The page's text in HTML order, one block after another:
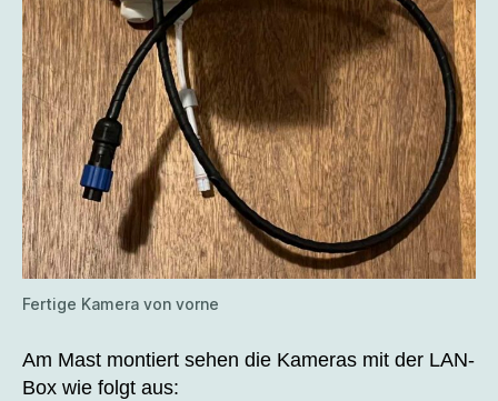
Fertige Kamera von vorne
Am Mast montiert sehen die Kameras mit der LAN-
Box wie folgt aus: